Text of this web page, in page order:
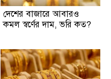
দেশের বাজারে আবারও
কমল স্বর্ণের দাম, ভরি কত?